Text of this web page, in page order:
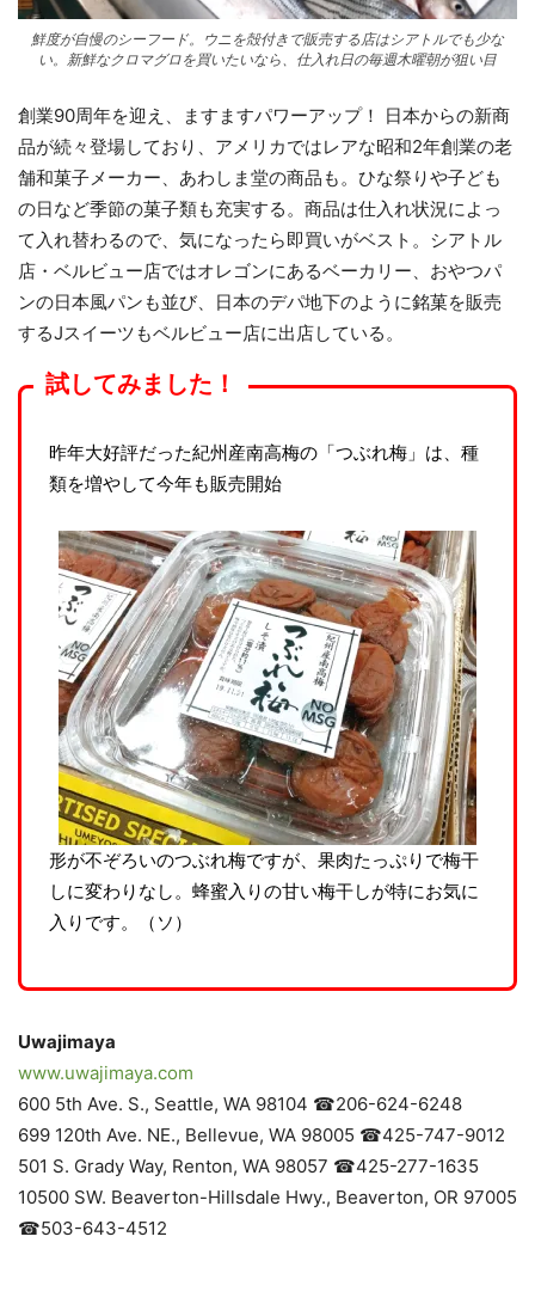
鮮度が自慢のシーフード。ウニを殻付きで販売する店はシアトルでも少な
い。新鮮なクロマグロを買いたいなら、仕入れ日の毎週木曜朝が狙い目
創業90周年を迎え、ますますパワーアップ！ 日本からの新商
品が続々登場しており、アメリカではレアな昭和2年創業の老
舗和菓子メーカー、あわしま堂の商品も。ひな祭りや子ども
の日など季節の菓子類も充実する。商品は仕入れ状況によっ
て入れ替わるので、気になったら即買いがベスト。シアトル
店・ベルビュー店ではオレゴンにあるベーカリー、おやつパ
ンの日本風パンも並び、日本のデパ地下のように銘菓を販売
するJスイーツもベルビュー店に出店している。
試してみました！
昨年大好評だった紀州産南高梅の「つぶれ梅」は、種
類を増やして今年も販売開始
形が不ぞろいのつぶれ梅ですが、果肉たっぷりで梅干
しに変わりなし。蜂蜜入りの甘い梅干しが特にお気に
入りです。（ソ）
Uwajimaya
www.uwajimaya.com
600 5th Ave. S., Seattle, WA 98104 ☎206-624-6248
699 120th Ave. NE., Bellevue, WA 98005 ☎425-747-9012
501 S. Grady Way, Renton, WA 98057 ☎425-277-1635
10500 SW. Beaverton-Hillsdale Hwy., Beaverton, OR 97005
☎503-643-4512